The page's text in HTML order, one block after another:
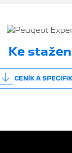
Ke
CENÍK A